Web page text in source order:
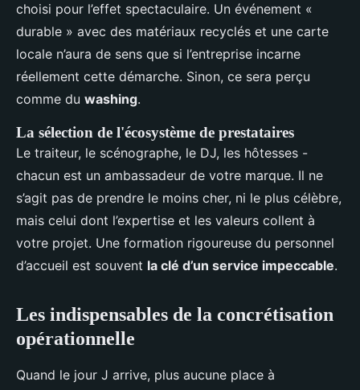
choisi pour l’effet spectaculaire. Un événement «
durable » avec des matériaux recyclés et une carte
locale n’aura de sens que si l’entreprise incarne
réellement cette démarche. Sinon, ce sera perçu
comme du washing.
La sélection de l'écosystème de prestataires
Le traiteur, le scénographe, le DJ, les hôtesses -
chacun est un ambassadeur de votre marque. Il ne
s’agit pas de prendre le moins cher, ni le plus célèbre,
mais celui dont l’expertise et les valeurs collent à
votre projet. Une formation rigoureuse du personnel
d’accueil est souvent la clé d’un service impeccable.
Les indispensables de la concrétisation
opérationnelle
Quand le jour J arrive, plus aucune place à